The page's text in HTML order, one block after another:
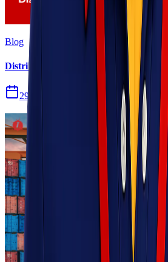
Blog
Distribusi Pengiriman Rokok
29 Jul 2026